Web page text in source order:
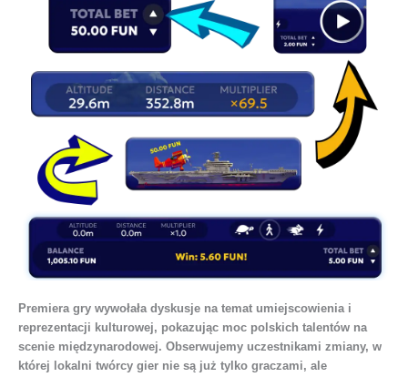
Premiera gry wywołała dyskusje na temat umiejscowienia i
reprezentacji kulturowej, pokazując moc polskich talentów na
scenie międzynarodowej. Obserwujemy uczestnikami zmiany, w
której lokalni twórcy gier nie są już tylko graczami, ale